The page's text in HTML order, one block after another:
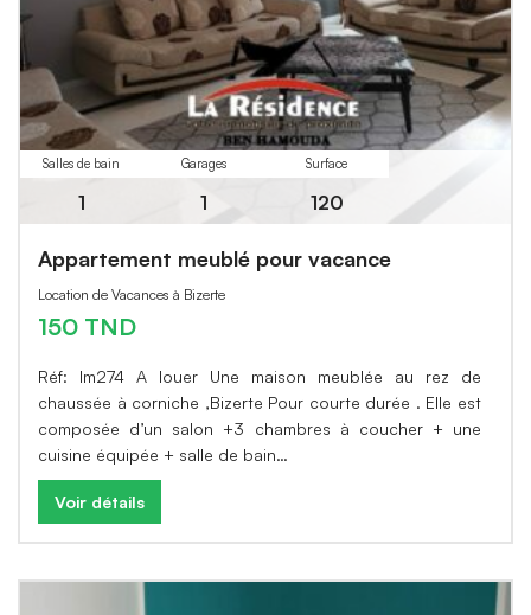
Salles de bain
1
Garages
1
Surface
120
Appartement meublé pour vacance
Location de Vacances à Bizerte
150 TND
Réf: lm274 A louer Une maison meublée au rez de
chaussée à corniche ,Bizerte Pour courte durée . Elle est
composée d’un salon +3 chambres à coucher + une
cuisine équipée + salle de bain…
Voir détails